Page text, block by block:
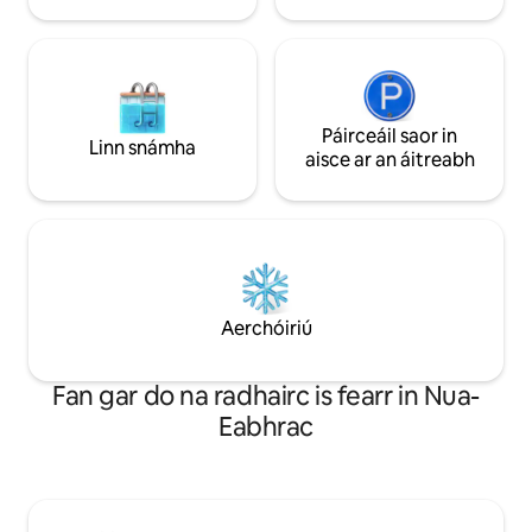
District.
Linn snámha
Páirceáil saor in
aisce ar an áitreabh
Aerchóiriú
Fan gar do na radhairc is fearr in Nua-
Eabhrac